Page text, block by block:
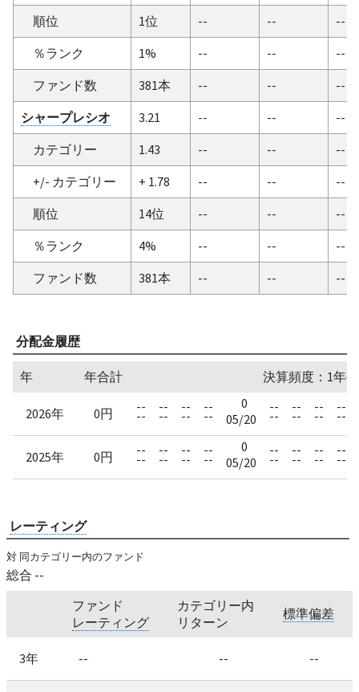
順位 1位 -- --
--
％ランク
1% -- --
--
ファンド数
381本 -- --
--
シャープレシオ
3.21 -- --
--
カテゴリー
1.43 -- --
--
+/- カテゴリー
+ 1.78 -- --
--
順位
14位 -- --
--
％ランク
4% -- --
--
ファンド数
381本 -- -- --
分配金履歴
年 年合計 決算頻度：1年
2026年 0円 --
--
--
--
--
--
--
--
0
05/20
--
--
--
--
--
--
--
--
2025年 0円 --
--
--
--
--
--
--
--
0
05/20
--
--
--
--
--
--
--
--
レーティング
対 同カテゴリー内のファンド
総合 --
ファンド
レーティング
カテゴリー内
リターン
標準偏差
3年 -- -- --